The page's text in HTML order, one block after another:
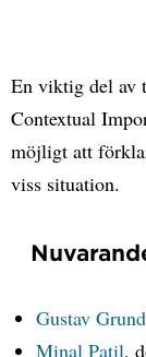
En viktig del av
Contextual
möjligt att
viss situation.
Gustav
Minal Patil,